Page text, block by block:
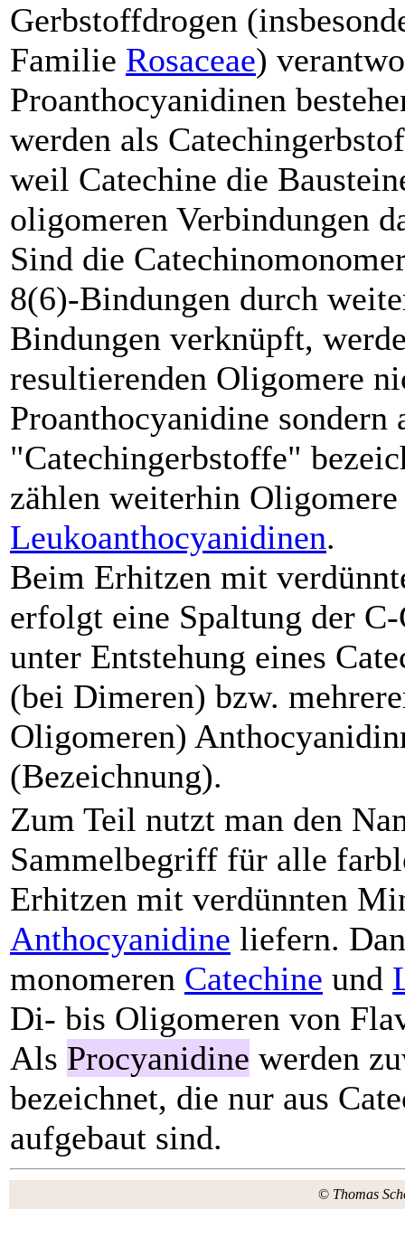
Gerbstoffdrogen
Familie Rosaceae)
Proanthocyanidinen
werden als
weil Catechine die
oligomeren Verbindungen
Sind die
8(6)-Bindungen durch
Bindungen verknüpft,
resultierenden Oligomere
Proanthocyanidine sondern
"Catechingerbstoffe"
zählen weiterhin
Leukoanthocyanidinen.
Beim Erhitzen mit
erfolgt eine Spaltung der
unter Entstehung eines
(bei Dimeren) bzw.
Oligomeren)
(Bezeichnung).
Zum Teil nutzt man den
Sammelbegriff für alle
Erhitzen mit verdünnten
Anthocyanidine liefern.
monomeren Catechine und
Di- bis Oligomeren von
Als Procyanidine werden
bezeichnet, die nur aus
aufgebaut sind.
© Thomas